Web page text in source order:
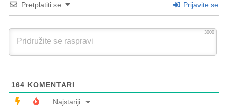
Pretplatiti se Prijavite se
3000
164 KOMENTARI
Najstariji